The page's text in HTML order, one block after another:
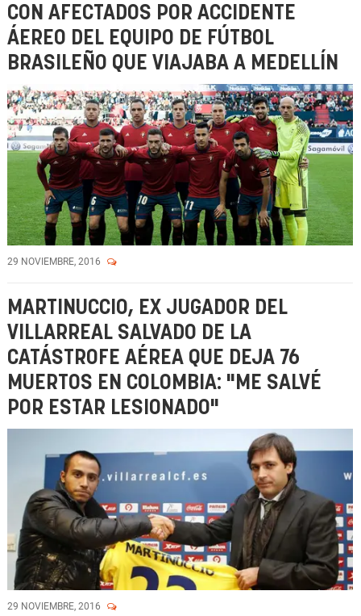
CON AFECTADOS POR ACCIDENTE
ÁEREO DEL EQUIPO DE FÚTBOL
BRASILEÑO QUE VIAJABA A MEDELLÍN
29 NOVIEMBRE, 2016
MARTINUCCIO, EX JUGADOR DEL
VILLARREAL SALVADO DE LA
CATÁSTROFE AÉREA QUE DEJA 76
MUERTOS EN COLOMBIA: "ME SALVÉ
POR ESTAR LESIONADO"
29 NOVIEMBRE, 2016